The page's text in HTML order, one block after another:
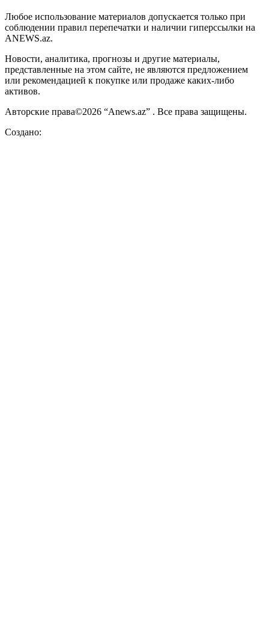
Любое использование материалов допускается только при
соблюдении правил перепечатки и наличии гиперссылки на
ANEWS.az.
Новости, аналитика, прогнозы и другие материалы,
представленные на этом сайте, не являются предложением
или рекомендацией к покупке или продаже каких-либо
активов.
Авторские права©2026 “Anews.az” . Все права защищены.
Создано: